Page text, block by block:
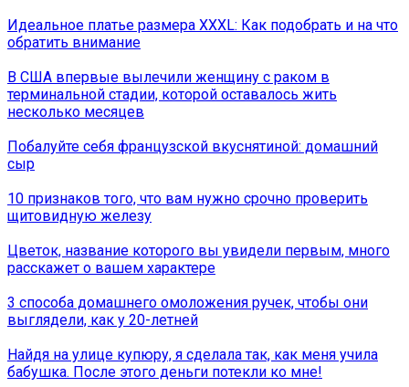
Идеальное платье размера XXXL: Как подобрать и на что
обратить внимание
В США впервые вылечили женщину с раком в
терминальной стадии, которой оставалось жить
несколько месяцев
Побалуйте себя французской вкуснятиной: домашний
сыр
10 признаков того, что вам нужно срочно проверить
щитовидную железу
Цветок, название которого вы увидели первым, много
расскажет о вашем характере
3 способа домашнего омоложения ручек, чтобы они
выглядели, как у 20-летней
Найдя на улице купюру, я сделала так, как меня учила
бабушка. После этого деньги потекли ко мне!